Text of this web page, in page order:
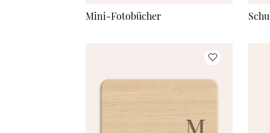
Mini-Fotobücher